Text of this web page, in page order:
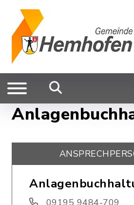
09195 9484-709